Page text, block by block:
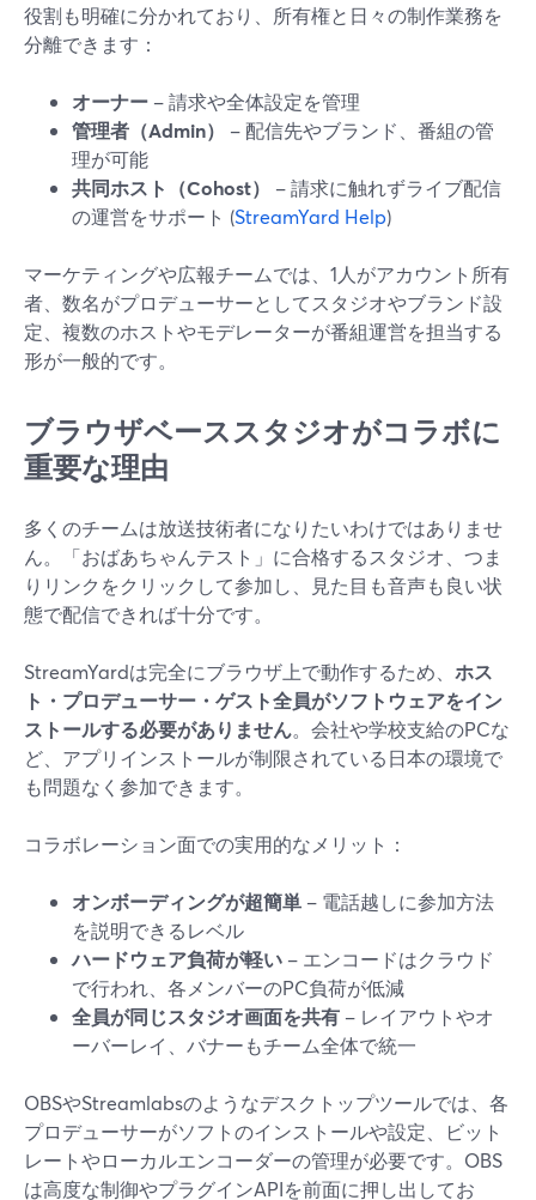
役割も明確に分かれており、所有権と日々の制作業務を
分離できます：
オーナー – 請求や全体設定を管理
管理者（Admin）
– 配信先やブランド、番組の管
理が可能
共同ホスト（Cohost）
– 請求に触れずライブ配信
の運営をサポート (StreamYard Help)
マーケティングや広報チームでは、1人がアカウント所有
者、数名がプロデューサーとしてスタジオやブランド設
定、複数のホストやモデレーターが番組運営を担当する
形が一般的です。
ブラウザベーススタジオがコラボに
重要な理由
多くのチームは放送技術者になりたいわけではありませ
ん。「おばあちゃんテスト」に合格するスタジオ、つま
りリンクをクリックして参加し、見た目も音声も良い状
態で配信できれば十分です。
StreamYardは完全にブラウザ上で動作するため、 ホス
ト・プロデューサー・ゲスト全員がソフトウェアをイン
ストールする必要がありません。会社や学校支給のPCな
ど、アプリインストールが制限されている日本の環境で
も問題なく参加できます。
コラボレーション面での実用的なメリット：
オンボーディングが超簡単 – 電話越しに参加方法
を説明できるレベル
ハードウェア負荷が軽い – エンコードはクラウド
で行われ、各メンバーのPC負荷が低減
全員が同じスタジオ画面を共有 – レイアウトやオ
ーバーレイ、バナーもチーム全体で統一
OBSやStreamlabsのようなデスクトップツールでは、各
プロデューサーがソフトのインストールや設定、ビット
レートやローカルエンコーダーの管理が必要です。OBS
は高度な制御やプラグインAPIを前面に押し出してお